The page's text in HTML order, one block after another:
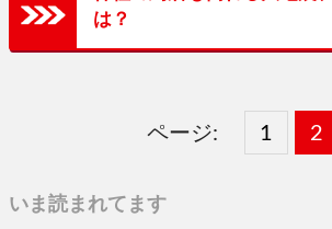
は？
ページ:
固
1 ,
固
2
いま読まれてます